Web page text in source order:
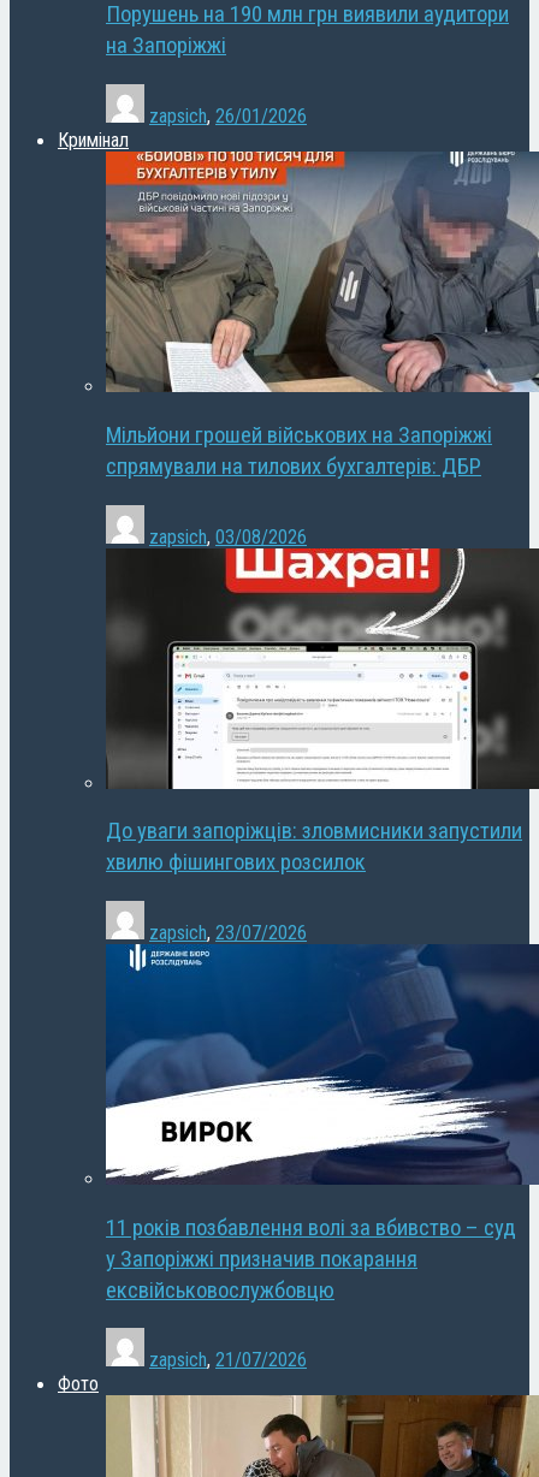
Порушень на 190 млн грн виявили аудитори
на Запоріжжі
zapsich, 26/01/2026
Кримінал
Мільйони грошей військових на Запоріжжі
спрямували на тилових бухгалтерів: ДБР
zapsich, 03/08/2026
До уваги запоріжців: зловмисники запустили
хвилю фішингових розсилок
zapsich, 23/07/2026
11 років позбавлення волі за вбивство – суд
у Запоріжжі призначив покарання
ексвійськовослужбовцю
zapsich, 21/07/2026
Фото